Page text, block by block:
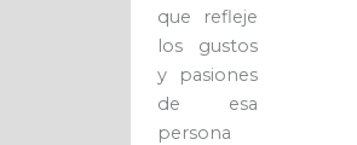
que refleje
los gustos
y pasiones
de esa
persona